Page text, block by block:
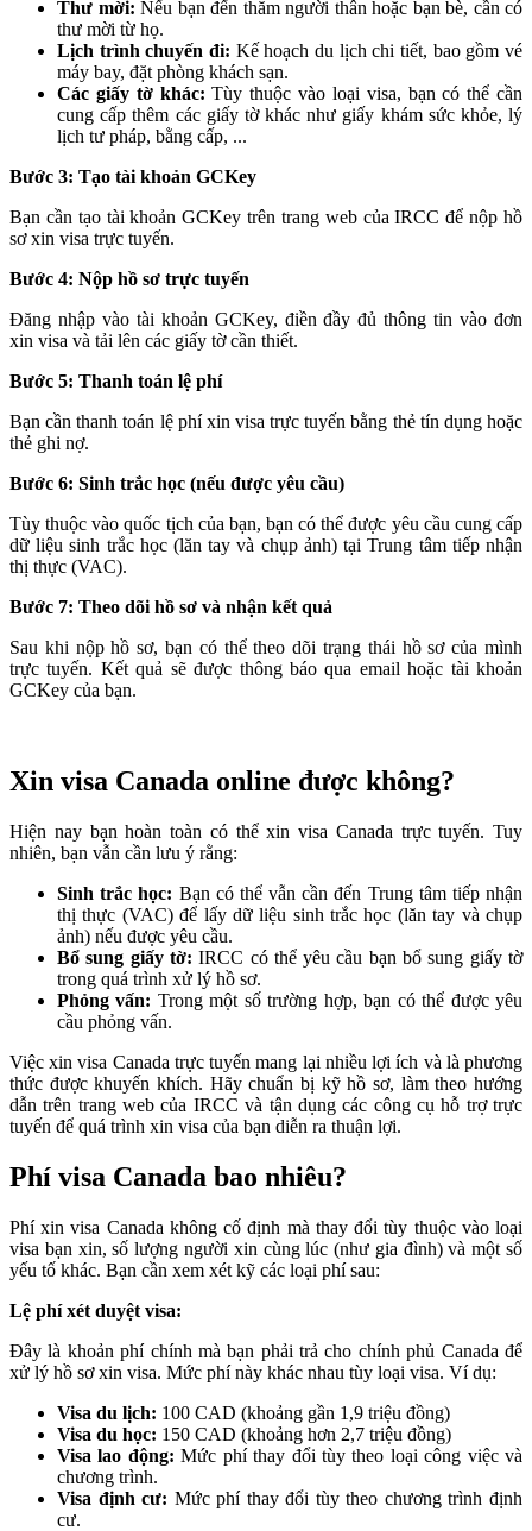
Thư mời: Nếu bạn đến thăm người thân hoặc bạn bè, cần có
thư mời từ họ.
Lịch trình chuyến đi: Kế hoạch du lịch chi tiết, bao gồm vé
máy bay, đặt phòng khách sạn.
Các giấy tờ khác: Tùy thuộc vào loại visa, bạn có thể cần
cung cấp thêm các giấy tờ khác như giấy khám sức khỏe, lý
lịch tư pháp, bằng cấp, ...
Bước 3: Tạo tài khoản GCKey
Bạn cần tạo tài khoản GCKey trên trang web của IRCC để nộp hồ
sơ xin visa trực tuyến.
Bước 4: Nộp hồ sơ trực tuyến
Đăng nhập vào tài khoản GCKey, điền đầy đủ thông tin vào đơn
xin visa và tải lên các giấy tờ cần thiết.
Bước 5: Thanh toán lệ phí
Bạn cần thanh toán lệ phí xin visa trực tuyến bằng thẻ tín dụng hoặc
thẻ ghi nợ.
Bước 6: Sinh trắc học (nếu được yêu cầu)
Tùy thuộc vào quốc tịch của bạn, bạn có thể được yêu cầu cung cấp
dữ liệu sinh trắc học (lăn tay và chụp ảnh) tại Trung tâm tiếp nhận
thị thực (VAC).
Bước 7: Theo dõi hồ sơ và nhận kết quả
Sau khi nộp hồ sơ, bạn có thể theo dõi trạng thái hồ sơ của mình
trực tuyến. Kết quả sẽ được thông báo qua email hoặc tài khoản
GCKey của bạn.
Xin visa Canada online được không?
Hiện nay bạn hoàn toàn có thể xin visa Canada trực tuyến. Tuy
nhiên, bạn vẫn cần lưu ý rằng:
Sinh trắc học: Bạn có thể vẫn cần đến Trung tâm tiếp nhận
thị thực (VAC) để lấy dữ liệu sinh trắc học (lăn tay và chụp
ảnh) nếu được yêu cầu.
Bổ sung giấy tờ: IRCC có thể yêu cầu bạn bổ sung giấy tờ
trong quá trình xử lý hồ sơ.
Phỏng vấn: Trong một số trường hợp, bạn có thể được yêu
cầu phỏng vấn.
Việc xin visa Canada trực tuyến mang lại nhiều lợi ích và là phương
thức được khuyến khích. Hãy chuẩn bị kỹ hồ sơ, làm theo hướng
dẫn trên trang web của IRCC và tận dụng các công cụ hỗ trợ trực
tuyến để quá trình xin visa của bạn diễn ra thuận lợi.
Phí visa Canada bao nhiêu?
Phí xin visa Canada không cố định mà thay đổi tùy thuộc vào loại
visa bạn xin, số lượng người xin cùng lúc (như gia đình) và một số
yếu tố khác. Bạn cần xem xét kỹ các loại phí sau:
Lệ phí xét duyệt visa:
Đây là khoản phí chính mà bạn phải trả cho chính phủ Canada để
xử lý hồ sơ xin visa. Mức phí này khác nhau tùy loại visa. Ví dụ:
Visa du lịch: 100 CAD (khoảng gần 1,9 triệu đồng)
Visa du học: 150 CAD (khoảng hơn 2,7 triệu đồng)
Visa lao động: Mức phí thay đổi tùy theo loại công việc và
chương trình.
Visa định cư: Mức phí thay đổi tùy theo chương trình định
cư.